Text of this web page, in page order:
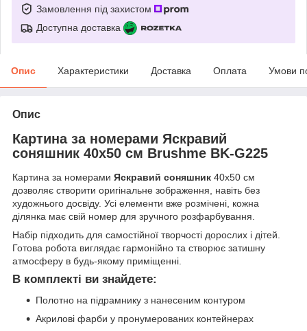
Замовлення під захистом
Доступна доставка
Опис Характеристики Доставка Оплата Умови
Опис
Картина за номерами Яскравий
соняшник 40х50 см Brushme BK-G225
Картина за номерами Яскравий соняшник 40x50 см
дозволяє створити оригінальне зображення, навіть без
художнього досвіду. Усі елементи вже розмічені, кожна
ділянка має свій номер для зручного розфарбування.
Набір підходить для самостійної творчості дорослих і дітей.
Готова робота виглядає гармонійно та створює затишну
атмосферу в будь-якому приміщенні.
В комплекті ви знайдете:
Полотно на підрамнику з нанесеним контуром
Акрилові фарби у пронумерованих контейнерах